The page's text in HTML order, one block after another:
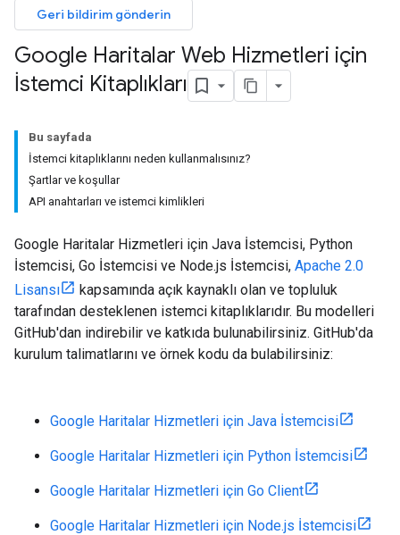
Geri bildirim gönderin
Google Haritalar Web Hizmetleri için
İstemci Kitaplıkları
Bu sayfada
İstemci kitaplıklarını neden kullanmalısınız?
Şartlar ve koşullar
API anahtarları ve istemci kimlikleri
Google Haritalar Hizmetleri için Java İstemcisi, Python
İstemcisi, Go İstemcisi ve Node.js İstemcisi, Apache 2.0
Lisansı
kapsamında açık kaynaklı olan ve topluluk
tarafından desteklenen istemci kitaplıklarıdır. Bu modelleri
GitHub'dan indirebilir ve katkıda bulunabilirsiniz. GitHub'da
kurulum talimatlarını ve örnek kodu da bulabilirsiniz:
Google Haritalar Hizmetleri için Java İstemcisi
Google Haritalar Hizmetleri için Python İstemcisi
Google Haritalar Hizmetleri için Go Client
Google Haritalar Hizmetleri için Node.js İstemcisi